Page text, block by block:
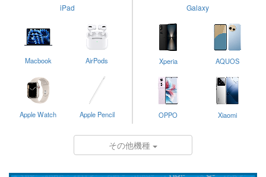
iPad
Macbook AirPods
Apple Watch Apple Pencil
Galaxy
Xperia AQUOS
OPPO Xiaomi
その他機種